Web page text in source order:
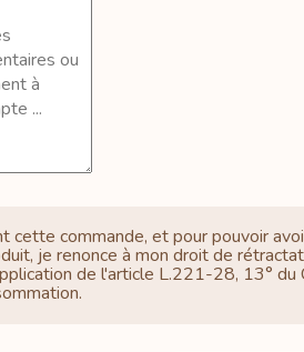
cette commande, et pour pouvoir
je renonce à mon droit de
de l'article L.221-28, 13° du